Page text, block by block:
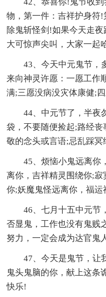
物，第一件：吉祥护身符!
除鬼斩怪剑!如果今天走
大可惊声尖叫，大家一起
43、今天中元鬼节，多
来向神灵许愿：一愿工作
满;三愿没病没灾体康健;
44、中元节了，半夜
袋，不要随便捡起;路经
敬的念头或言语;忌乱踩冥
45、烦恼小鬼远离你
离你，吉祥精灵围绕你;
你;妖魔鬼怪远离你，福运
46、七月十五中元节
否显鬼，工作也没有鬼贱
努力，一定会成为达官鬼
47、今天是鬼节，让
鬼头鬼脑的你，献上这条
快乐!